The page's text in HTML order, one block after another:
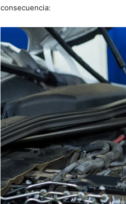
consecuencia: